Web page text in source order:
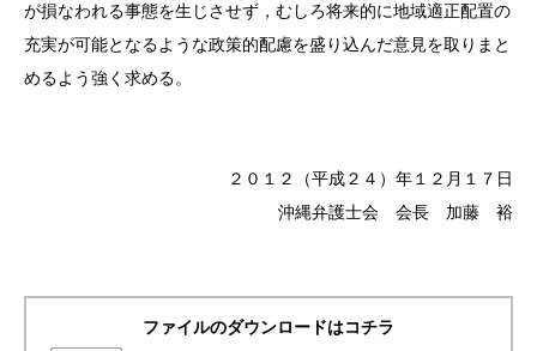
が損なわれる事態を生じさせず，むしろ将来的に地域適正配置の
充実が可能となるような政策的配慮を盛り込んだ意見を取りまと
めるよう強く求める。
２０１２（平成２４）年１２月１７日
沖縄弁護士会 会長 加藤 裕
ファイルのダウンロードはコチラ